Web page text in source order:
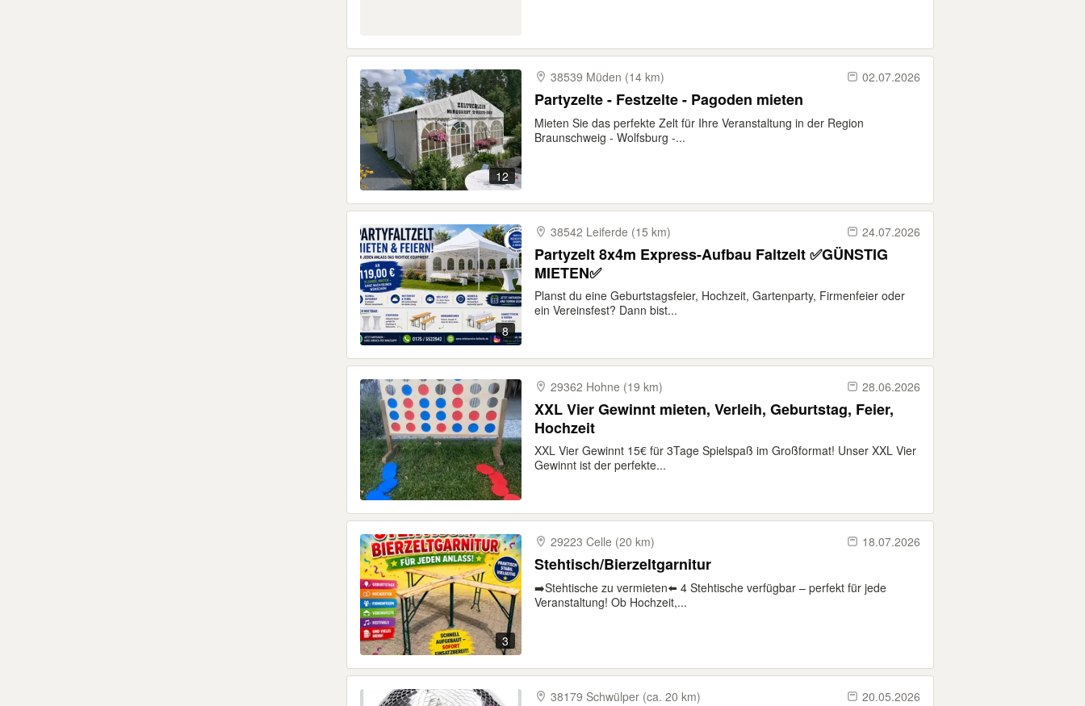
12
38539 Müden (14 km) 02.07.2026
Partyzelte - Festzelte - Pagoden mieten
Mieten Sie das perfekte Zelt für Ihre Veranstaltung in der Region
Braunschweig - Wolfsburg -...
8
38542 Leiferde (15 km) 24.07.2026
Partyzelt 8x4m Express-Aufbau Faltzelt ✅GÜNSTIG
MIETEN✅
Planst du eine Geburtstagsfeier, Hochzeit, Gartenparty, Firmenfeier oder
ein Vereinsfest? Dann bist...
29362 Hohne (19 km) 28.06.2026
XXL Vier Gewinnt mieten, Verleih, Geburtstag, Feier,
Hochzeit
XXL Vier Gewinnt 15€ für 3Tage Spielspaß im Großformat! Unser XXL Vier
Gewinnt ist der perfekte...
3
29223 Celle (20 km) 18.07.2026
Stehtisch/Bierzeltgarnitur
➡️Stehtische zu vermieten⬅️ 4 Stehtische verfügbar – perfekt für jede
Veranstaltung! Ob Hochzeit,...
38179 Schwülper (ca. 20 km) 20.05.2026